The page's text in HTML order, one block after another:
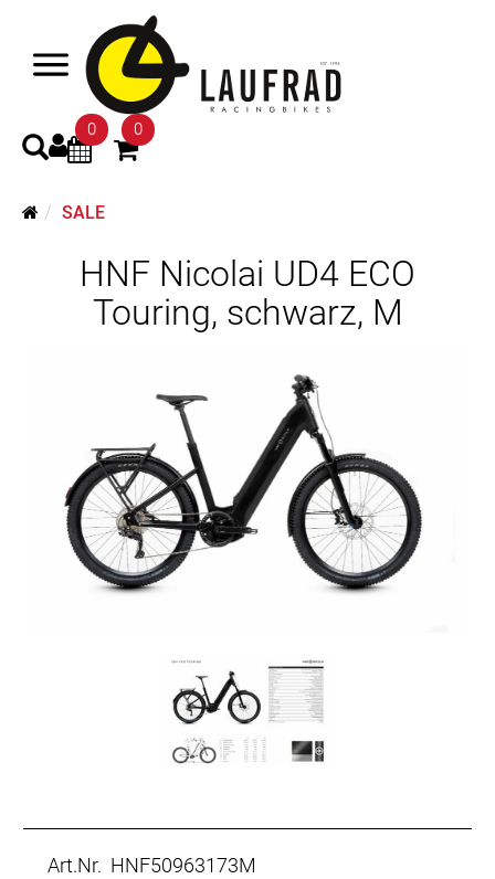
0 0
SALE
HNF Nicolai UD4 ECO
Touring, schwarz, M
Art.Nr. HNF50963173M